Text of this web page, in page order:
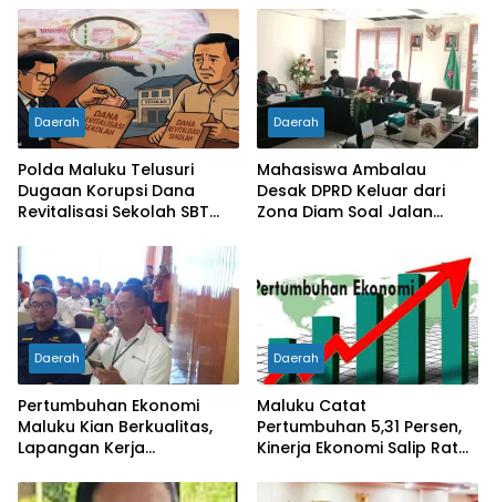
Daerah
Polda Maluku Telusuri
Dugaan Korupsi Dana
Revitalisasi Sekolah SBT
Diperiksa
Daerah
Mahasiswa Ambalau
Desak DPRD Keluar dari
Zona Diam Soal Jalan
Daerah
Pertumbuhan Ekonomi
Maluku Kian Berkualitas,
Lapangan Kerja
Kemiskinan Turun
Daerah
Maluku Catat
Pertumbuhan 5,31 Persen,
Kinerja Ekonomi Salip Rata-